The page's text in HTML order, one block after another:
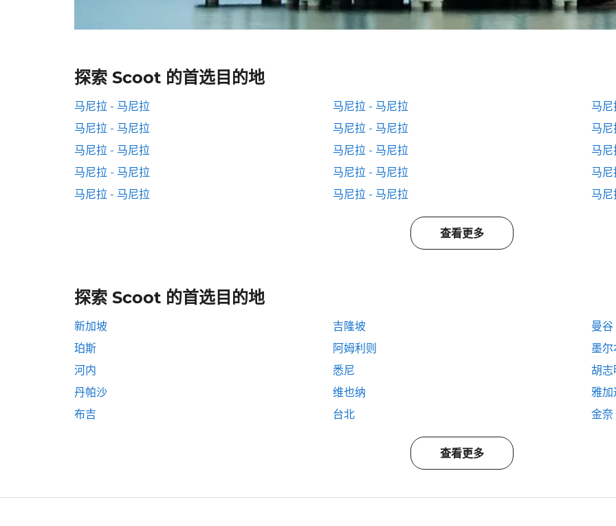
探索 Scoot 的首选目的地
马尼拉 - 马尼拉 马尼拉 - 马尼拉
马
马尼拉 - 马尼拉
马尼拉 - 马尼拉
马
马尼拉 - 马尼拉
马尼拉 - 马尼拉
马
马尼拉 - 马尼拉
马尼拉 - 马尼拉
马
马尼拉 - 马尼拉
马尼拉 - 马尼拉 马
查看更多
探索 Scoot 的首选目的地
新加坡 吉隆坡
曼谷
珀斯
阿姆利则
墨尔
河内
悉尼
胡志
丹帕沙
维也纳
雅加
布吉
台北 金奈
查看更多